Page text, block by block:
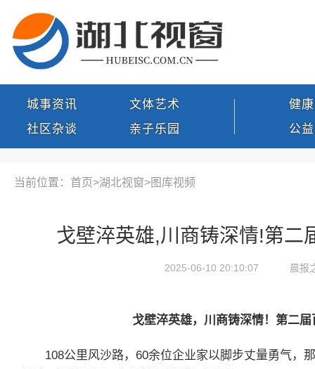
城事资讯
社区杂谈
文体艺术
亲子乐园
健
公
当前位置：首页>湖北视窗>图库视频
戈壁淬英雄,川商铸深情!第二
2025-06-10 20:10:07 晨报
戈壁淬英雄，川商铸深情！第二
108公里风沙路，60余位企业家以脚步丈量勇气，